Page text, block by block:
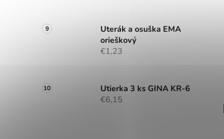
Uterák a osuška EMA
orieškový
€1,23
Utierka 3 ks GINA KR-6
€6,15